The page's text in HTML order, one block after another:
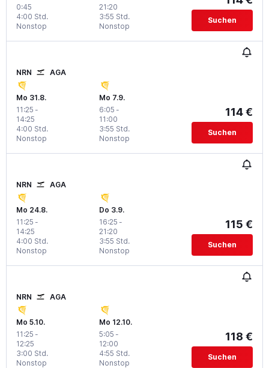
0:45
Nonstop
4:00 Std.
21:20
Nonstop
3:55 Std. Suchen
NRN AGA
Mo 31.8.
11:25 -
14:25
Nonstop
4:00 Std.
Mo 7.9.
6:05 -
11:00
Nonstop
3:55 Std.
114 €
Suchen
NRN AGA
Mo 24.8.
11:25 -
14:25
Nonstop
4:00 Std.
Do 3.9.
16:25 -
21:20
Nonstop
3:55 Std.
115 €
Suchen
NRN AGA
Mo 5.10.
11:25 -
12:25
Nonstop
3:00 Std.
Mo 12.10.
5:05 -
12:00
Nonstop
4:55 Std.
118 €
Suchen